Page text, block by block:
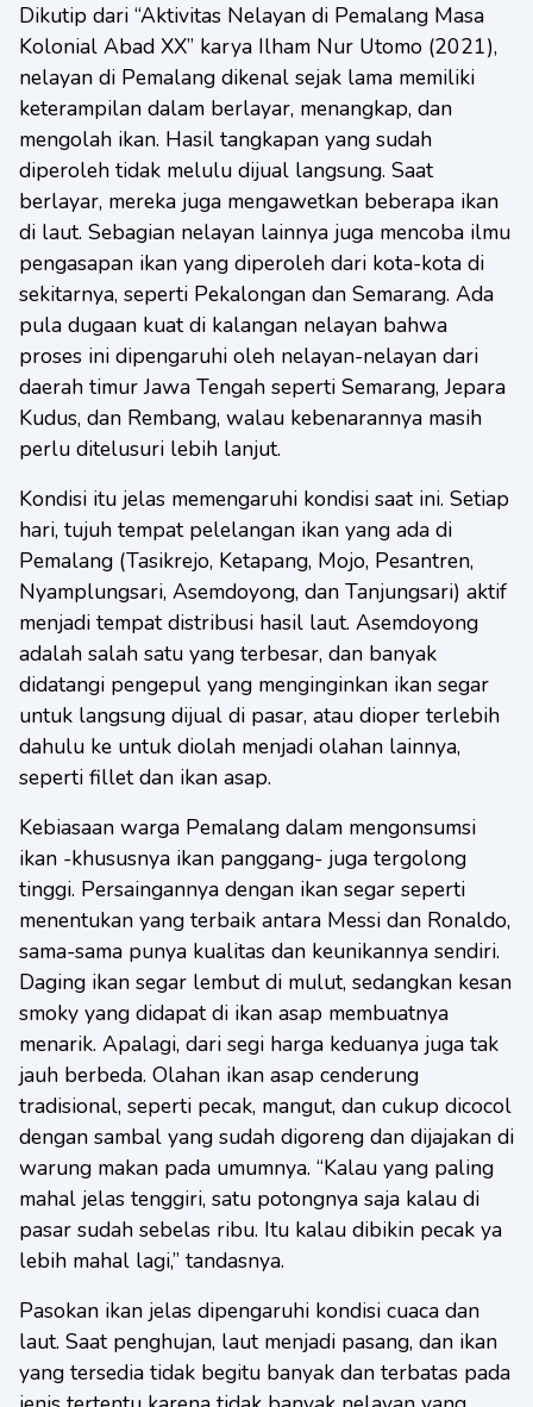
Dikutip dari “Aktivitas Nelayan di Pemalang Masa
Kolonial Abad XX” karya Ilham Nur Utomo (2021),
nelayan di Pemalang dikenal sejak lama memiliki
keterampilan dalam berlayar, menangkap, dan
mengolah ikan. Hasil tangkapan yang sudah
diperoleh tidak melulu dijual langsung. Saat
berlayar, mereka juga mengawetkan beberapa ikan
di laut. Sebagian nelayan lainnya juga mencoba ilmu
pengasapan ikan yang diperoleh dari kota-kota di
sekitarnya, seperti Pekalongan dan Semarang. Ada
pula dugaan kuat di kalangan nelayan bahwa
proses ini dipengaruhi oleh nelayan-nelayan dari
daerah timur Jawa Tengah seperti Semarang, Jepara
Kudus, dan Rembang, walau kebenarannya masih
perlu ditelusuri lebih lanjut.
Kondisi itu jelas memengaruhi kondisi saat ini. Setiap
hari, tujuh tempat pelelangan ikan yang ada di
Pemalang (Tasikrejo, Ketapang, Mojo, Pesantren,
Nyamplungsari, Asemdoyong, dan Tanjungsari) aktif
menjadi tempat distribusi hasil laut. Asemdoyong
adalah salah satu yang terbesar, dan banyak
didatangi pengepul yang menginginkan ikan segar
untuk langsung dijual di pasar, atau dioper terlebih
dahulu ke untuk diolah menjadi olahan lainnya,
seperti fillet dan ikan asap.
Kebiasaan warga Pemalang dalam mengonsumsi
ikan -khususnya ikan panggang- juga tergolong
tinggi. Persaingannya dengan ikan segar seperti
menentukan yang terbaik antara Messi dan Ronaldo,
sama-sama punya kualitas dan keunikannya sendiri.
Daging ikan segar lembut di mulut, sedangkan kesan
smoky yang didapat di ikan asap membuatnya
menarik. Apalagi, dari segi harga keduanya juga tak
jauh berbeda. Olahan ikan asap cenderung
tradisional, seperti pecak, mangut, dan cukup dicocol
dengan sambal yang sudah digoreng dan dijajakan di
warung makan pada umumnya. “Kalau yang paling
mahal jelas tenggiri, satu potongnya saja kalau di
pasar sudah sebelas ribu. Itu kalau dibikin pecak ya
lebih mahal lagi,” tandasnya.
Pasokan ikan jelas dipengaruhi kondisi cuaca dan
laut. Saat penghujan, laut menjadi pasang, dan ikan
yang tersedia tidak begitu banyak dan terbatas pada